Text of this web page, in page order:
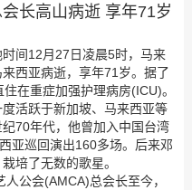
长高山病逝 享年71岁
间12月27日凌晨5时，马来
西亚病逝，享年71岁。据了
在重症加强护理病房(ICU)。
活跃于新加坡、马来西亚等
70年代，他曾加入中国台湾
亚巡回演出160多场。后来邓
培了无数的歌星。
公会(AMCA)总会长至今，